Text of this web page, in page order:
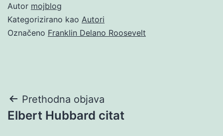
Autor mojblog
Kategorizirano kao Autori
Označeno Franklin Delano Roosevelt
Navigacija
objava
Prethodna objava
Elbert Hubbard citat